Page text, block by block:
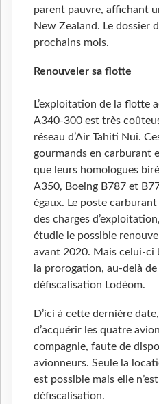
parent pauvre, affichant
New Zealand. Le dossier
prochains mois.
Renouveler sa flotte
L’exploitation de la flotte
A340-300 est très
réseau d’Air Tahiti Nui.
gourmands en carburant
que leurs homologues
A350, Boeing B787 et
égaux. Le poste
des charges
étudie le possible
avant 2020. Mais celui-ci
la prorogation, au-delà
défiscalisation Lodéom.
D’ici à cette dernière
d’acquérir les quatre
compagnie, faute de
avionneurs. Seule la
est possible mais elle
défiscalisation.